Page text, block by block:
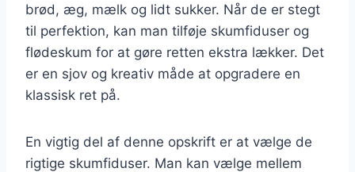
brød, æg, mælk og lidt sukker. Når de er stegt
til perfektion, kan man tilføje skumfiduser og
flødeskum for at gøre retten ekstra lækker. Det
er en sjov og kreativ måde at opgradere en
klassisk ret på.
En vigtig del af denne opskrift er at vælge de
rigtige skumfiduser. Man kan vælge mellem